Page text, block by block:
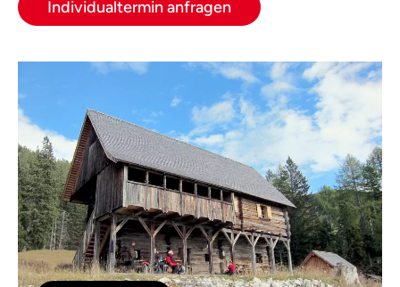
Individualtermin anfragen